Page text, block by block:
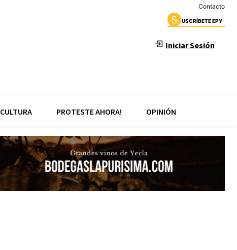
Contacto
USCRÍBETE EPY
Iniciar Sesión
CULTURA PROTESTE AHORA! OPINIÓN